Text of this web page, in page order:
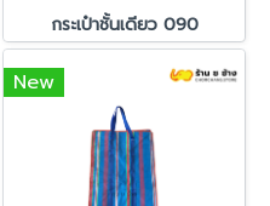
กระเป๋าชั้นเดียว 090
New